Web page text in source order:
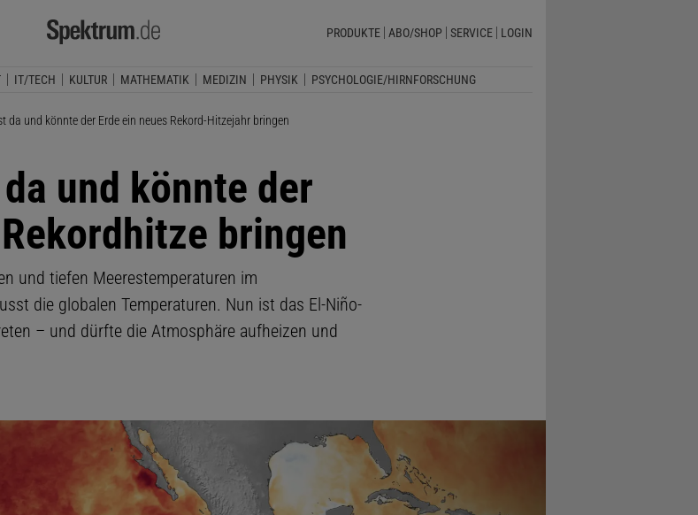
PRODUKTE ABO/SHOP SERVICE LOGIN
IT/TECH KULTUR MATHEMATIK MEDIZIN PHYSIK PSYCHOLOGIE/HIRNFORSCHUNG
da und könnte der Erde ein neues Rekord-Hitzejahr bringen
und könnte der
bringen
und tiefen Meerestemperaturen im
die globalen Temperaturen. Nun ist das El-Niño-
– und dürfte die Atmosphäre aufheizen und